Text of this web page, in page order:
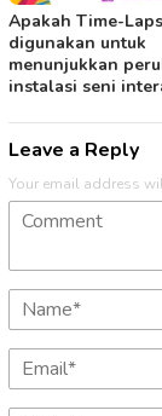
Apakah Time-
digunakan untuk
menunjukkan
instalasi seni
Leave a Reply
Your email address